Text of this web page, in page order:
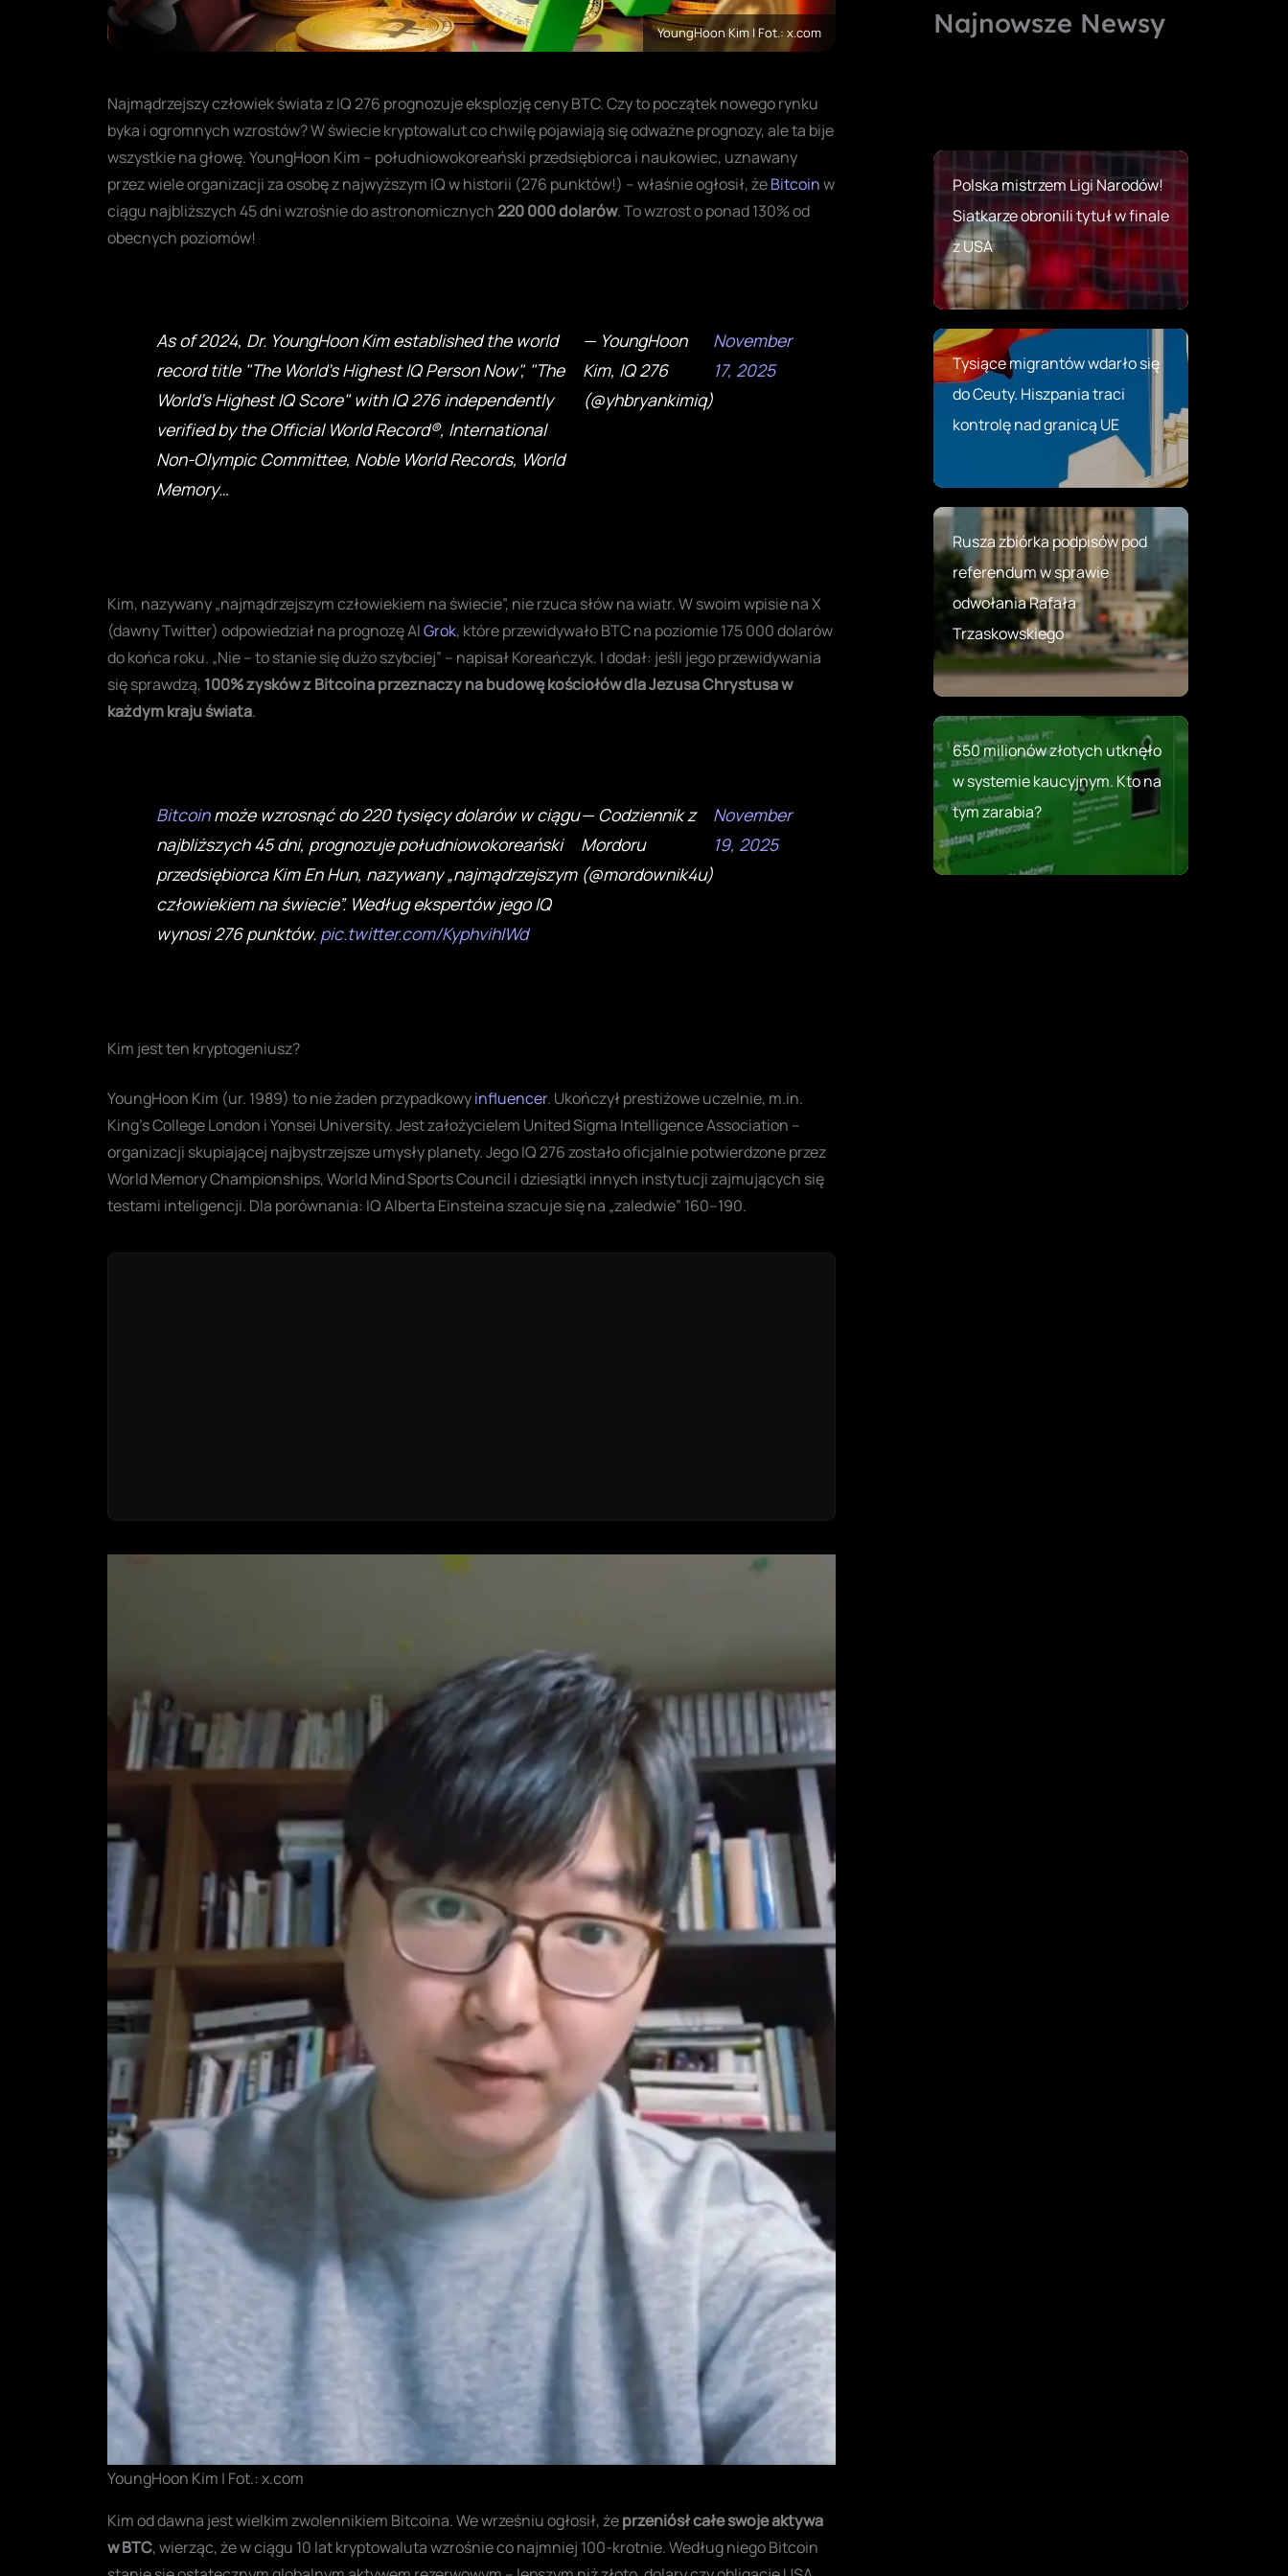
YoungHoon Kim | Fot.: x.com
Najmądrzejszy człowiek świata z IQ 276 prognozuje eksplozję ceny BTC. Czy to początek nowego rynku
byka i ogromnych wzrostów? W świecie kryptowalut co chwilę pojawiają się odważne prognozy, ale ta bije
wszystkie na głowę. YoungHoon Kim – południowokoreański przedsiębiorca i naukowiec, uznawany
przez wiele organizacji za osobę z najwyższym IQ w historii (276 punktów!) – właśnie ogłosił, żeBitcoinw
ciągu najbliższych 45 dni wzrośnie do astronomicznych220 000 dolarów. To wzrost o ponad 130% od
obecnych poziomów!
As of 2024, Dr. YoungHoon Kim established the world
record title "The World's Highest IQ Person Now", "The
World's Highest IQ Score" with IQ 276 independently
verified by the Official World Record®, International
Non-Olympic Committee, Noble World Records, World
Memory…
— YoungHoon
Kim, IQ 276
(@yhbryankimiq)
November
17, 2025
Kim, nazywany „najmądrzejszym człowiekiem na świecie”, nie rzuca słów na wiatr. W swoim wpisie na X
(dawny Twitter) odpowiedział na prognozę AIGrok, które przewidywało BTC na poziomie 175 000 dolarów
do końca roku. „Nie – to stanie się dużo szybciej” – napisał Koreańczyk. I dodał: jeśli jego przewidywania
się sprawdzą, 100% zysków z Bitcoina przeznaczy na budowę kościołów dla Jezusa Chrystusa w
każdym kraju świata.
Bitcoinmoże wzrosnąć do 220 tysięcy dolarów w ciągu
najbliższych 45 dni, prognozuje południowokoreański
przedsiębiorca Kim En Hun, nazywany „najmądrzejszym
człowiekiem na świecie”. Według ekspertów jego IQ
wynosi 276 punktów. pic.twitter.com/KyphvihIWd
— Codziennik z
Mordoru
(@mordownik4u)
November
19, 2025
Kim jest ten kryptogeniusz?
YoungHoon Kim (ur. 1989) to nie żaden przypadkowyinfluencer. Ukończył prestiżowe uczelnie, m.in.
King’s College London i Yonsei University. Jest założycielem United Sigma Intelligence Association –
organizacji skupiającej najbystrzejsze umysły planety. Jego IQ 276 zostało oficjalnie potwierdzone przez
World Memory Championships, World Mind Sports Council i dziesiątki innych instytucji zajmujących się
testami inteligencji. Dla porównania: IQ Alberta Einsteina szacuje się na „zaledwie” 160–190.
YoungHoon Kim | Fot.: x.com
Kim od dawna jest wielkim zwolennikiem Bitcoina. We wrześniu ogłosił, żeprzeniósł całe swoje aktywa
w BTC, wierząc, że w ciągu 10 lat kryptowaluta wzrośnie co najmniej 100-krotnie. Według niego Bitcoin
Najnowsze Newsy
Polska mistrzem Ligi Narodów!
Siatkarze obronili tytuł w finale
z USA
Tysiące migrantów wdarło się
do Ceuty. Hiszpania traci
kontrolę nad granicą UE
Rusza zbiórka podpisów pod
referendum w sprawie
odwołania Rafała
Trzaskowskiego
650 milionów złotych utknęło
w systemie kaucyjnym. Kto na
tym zarabia?